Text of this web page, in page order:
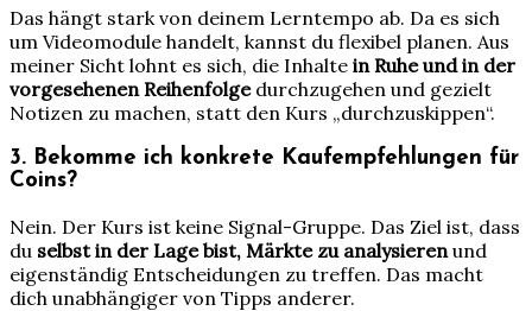
Das hängt stark von deinem Lerntempo ab. Da es sich
um Videomodule handelt, kannst du flexibel planen. Aus
meiner Sicht lohnt es sich, die Inhalte in Ruhe und in der
vorgesehenen Reihenfolgedurchzugehen und gezielt
Notizen zu machen, statt den Kurs „durchzuskippen“.
3. Bekomme ich konkrete Kaufempfehlungen für
Coins?
Nein. Der Kurs ist keine Signal-Gruppe. Das Ziel ist, dass
du selbst in der Lage bist, Märkte zu analysieren und
eigenständig Entscheidungen zu treffen. Das macht
dich unabhängiger von Tipps anderer.